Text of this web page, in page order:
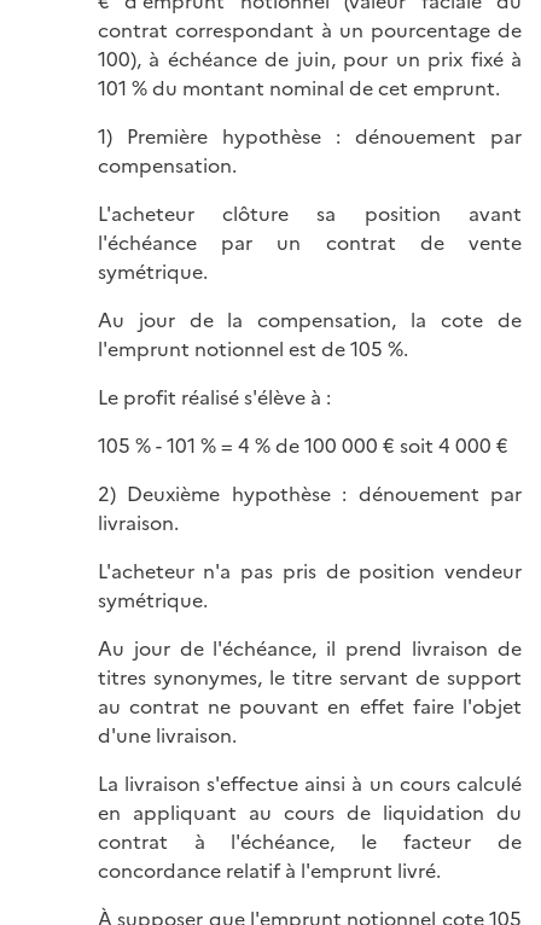
contrat correspondant à un pourcentage de
100), à échéance de juin, pour un prix fixé à
101 % du montant nominal de cet emprunt.
1) Première hypothèse : dénouement par
compensation.
L'acheteur clôture sa position avant
l'échéance par un contrat de vente
symétrique.
Au jour de la compensation, la cote de
l'emprunt notionnel est de 105 %.
Le profit réalisé s'élève à :
105 % - 101 % = 4 % de 100 000 € soit 4 000 €
2) Deuxième hypothèse : dénouement par
livraison.
L'acheteur n'a pas pris de position vendeur
symétrique.
Au jour de l'échéance, il prend livraison de
titres synonymes, le titre servant de support
au contrat ne pouvant en effet faire l'objet
d'une livraison.
La livraison s'effectue ainsi à un cours calculé
en appliquant au cours de liquidation du
contrat à l'échéance, le facteur de
concordance relatif à l'emprunt livré.
À supposer que l'emprunt notionnel cote 105